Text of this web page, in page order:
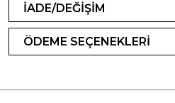
İADE/DEĞİŞİM
ÖDEME SEÇENEKLERİ